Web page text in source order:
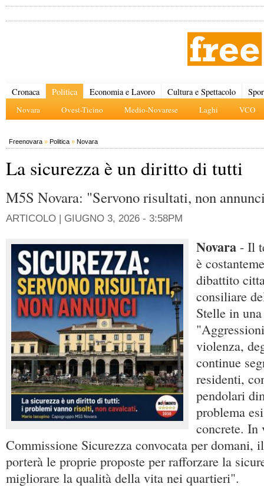
Cronaca Politica
Novara Ovest-Ticino Medio-Novarese Laghi VCO
Economia e Lavoro Cultura e Spettacolo
Freenovara » Politica » Novara
La sicurezza è un diritto di tutti
M5S Novara: "Servono risultati, non
ARTICOLO | GIUGNO 3, 2026 - 3:58PM
Novara - Il
è
dibattito
consiliare
Stelle in
violenza,
continue
residenti,
pendolari
problema
concrete. In
Commissione Sicurezza convocata per domani,
porterà le proprie proposte per rafforzare la
migliorare la qualità della vita nei quartieri".